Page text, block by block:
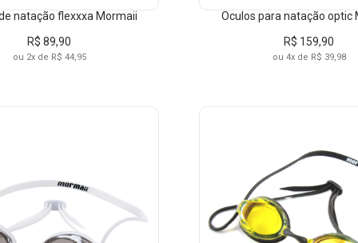
natação flexxxa Mormaii
R$ 89,90
ou 2x de R$ 44,95
Oculos para natação optic
R$ 159,90
ou 4x de R$ 39,98